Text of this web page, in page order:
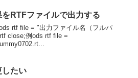
RTFファイルで出力する
rtf file = "出力ファイル名（フルパ
close;例ods rtf file =
したい